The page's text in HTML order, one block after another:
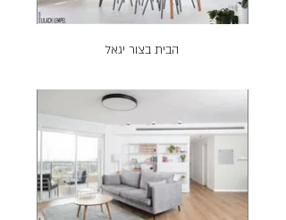
הבית בצור יגאל